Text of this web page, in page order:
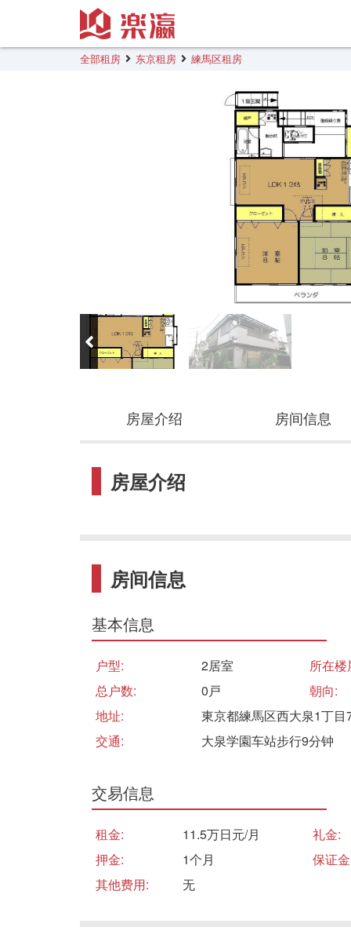
全部租房 东京租房 練馬区租房
房屋介绍 房间信息
房屋介绍
房间信息
基本信息
户型: 2居室
所在楼
总户数:
0戸
朝向:
地址:
東京都練馬区西大泉1丁目
交通:
大泉学園车站步行9分钟
交易信息
租金: 11.5万日元/月
礼金:
押金:
1个月
保证
其他费用:
无